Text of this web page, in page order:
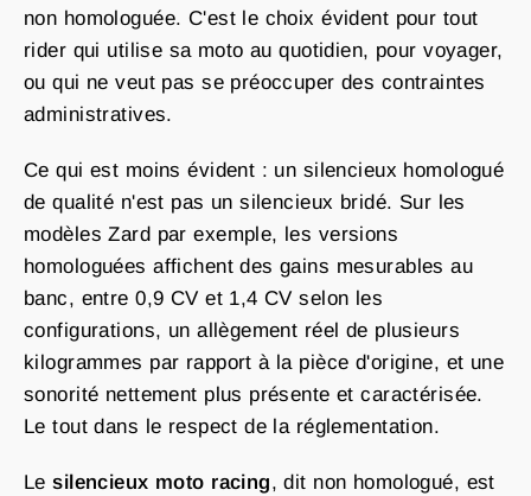
non homologuée. C'est le choix évident pour tout
rider qui utilise sa moto au quotidien, pour voyager,
ou qui ne veut pas se préoccuper des contraintes
administratives.
Ce qui est moins évident : un silencieux homologué
de qualité n'est pas un silencieux bridé. Sur les
modèles Zard par exemple, les versions
homologuées affichent des gains mesurables au
banc, entre 0,9 CV et 1,4 CV selon les
configurations, un allègement réel de plusieurs
kilogrammes par rapport à la pièce d'origine, et une
sonorité nettement plus présente et caractérisée.
Le tout dans le respect de la réglementation.
Lesilencieux moto racing, dit non homologué, est